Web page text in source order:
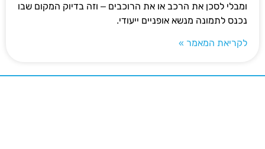
ומבלי לסכן את הרכב או את הרוכבים – וזה בדיוק המקום שבו
נכנס לתמונה מנשא אופניים ייעודי.
לקריאת המאמר »